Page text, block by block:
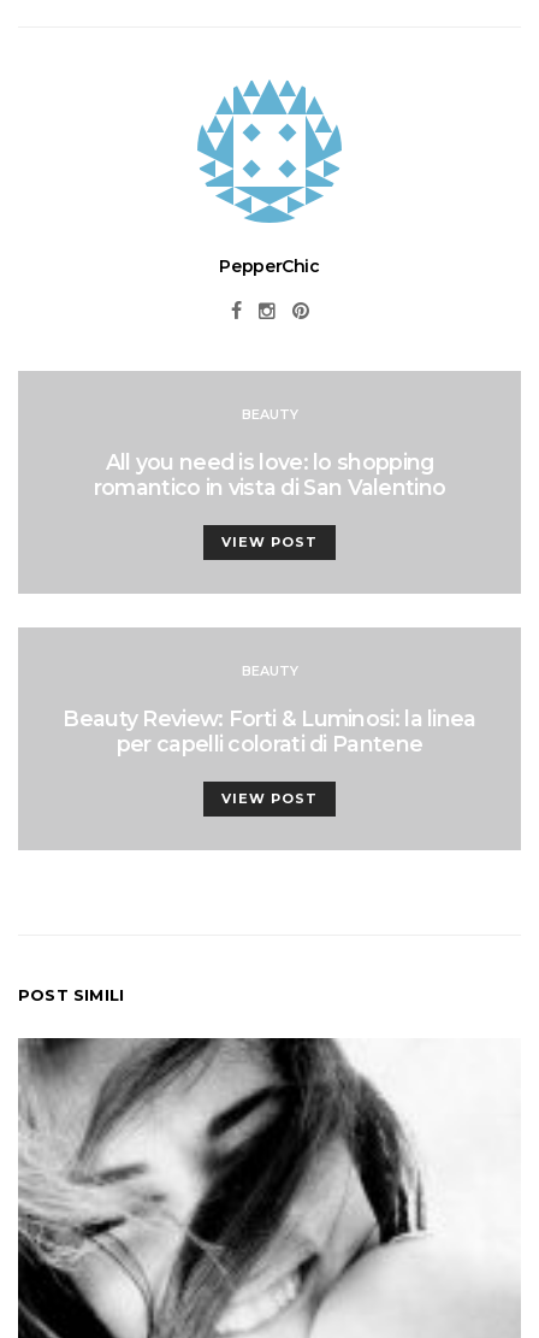
PepperChic
BEAUTY
All you need is love: lo shopping
romantico in vista di San Valentino
VIEW POST
BEAUTY
Beauty Review: Forti & Luminosi: la linea
per capelli colorati di Pantene
VIEW POST
POST SIMILI